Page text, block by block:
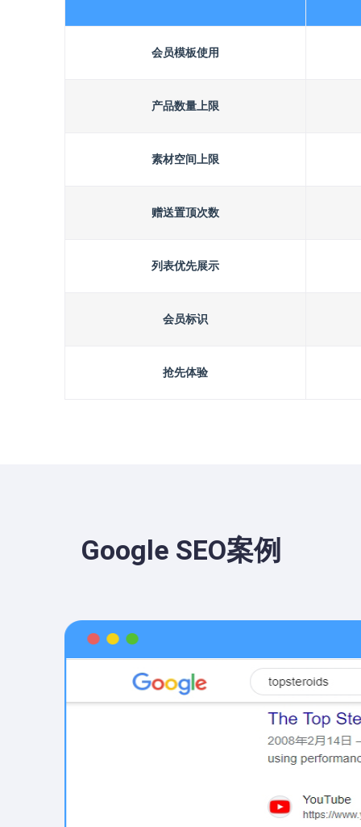
会员模板使用
产品数量上限
素材空间上限
赠送置顶次数
列表优先展示
会员标识
抢先体验
Google SEO案例